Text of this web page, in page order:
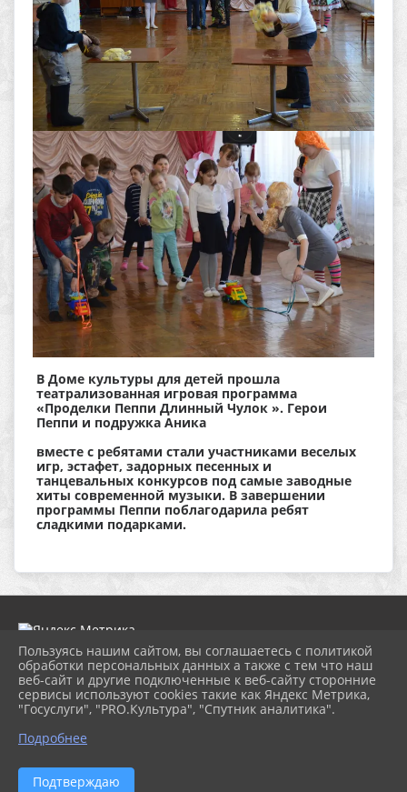
В Доме культуры для детей прошла
театрализованная игровая программа
«Проделки Пеппи Длинный Чулок ». Герои
Пеппи и подружка Аника
вместе с ребятами стали участниками веселых
игр, эстафет, задорных песенных и
танцевальных конкурсов под самые заводные
хиты современной музыки. В завершении
программы Пеппи поблагодарила ребят
сладкими подарками.
2026 г. dk-bholunca.ru
Вход
Карта сайта
Политика обработки персональных данных
Сделано на KubCMS
Разработка и поддержка
Пользуясь нашим сайтом, вы соглашаетесь с политикой
обработки персональных данных а также с тем что наш
веб-сайт и другие подключенные к веб-сайту сторонние
сервисы используют cookies такие как Яндекс Метрика,
"Госуслуги", "PRO.Культура", "Спутник аналитика".
Подробнее
Подтверждаю